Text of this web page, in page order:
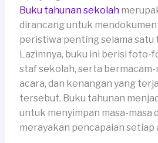
Buku tahunan sekolah
dirancang untuk
peristiwa penting selama satu
Lazimnya, buku ini berisi foto-
staf sekolah, serta
acara, dan kenangan yang
tersebut. Buku tahunan
untuk menyimpan masa-masa
merayakan pencapaian setiap